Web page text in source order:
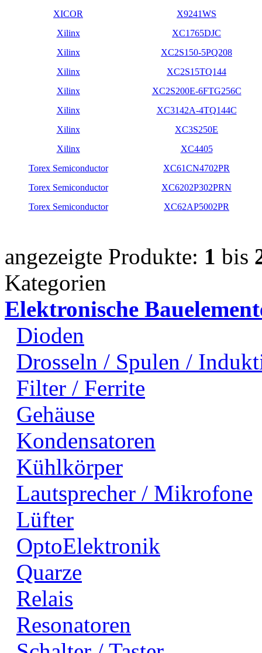
XICOR
X9241WS
Xilinx
XC1765DJC
Xilinx
XC2S150-5PQ208
Xilinx
XC2S15TQ144
Xilinx
XC2S200E-6FTG256C
Xilinx
XC3142A-4TQ144C
Xilinx
XC3S250E
Xilinx
XC4405
Torex Semiconductor
XC61CN4702PR
Torex Semiconductor
XC6202P302PRN
Torex Semiconductor
XC62AP5002PR
angezeigte Produkte: 1 bis
Kategorien
Elektronische
Dioden
Drosseln / Spulen /
Filter / Ferrite
Gehäuse
Kondensatoren
Kühlkörper
Lautsprecher / Mikrofone
Lüfter
OptoElektronik
Quarze
Relais
Resonatoren